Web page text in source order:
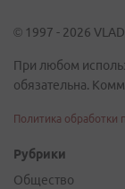
© 1997 - 2026
При любом
обязательна.
Политика обработки
Рубрики
Общество